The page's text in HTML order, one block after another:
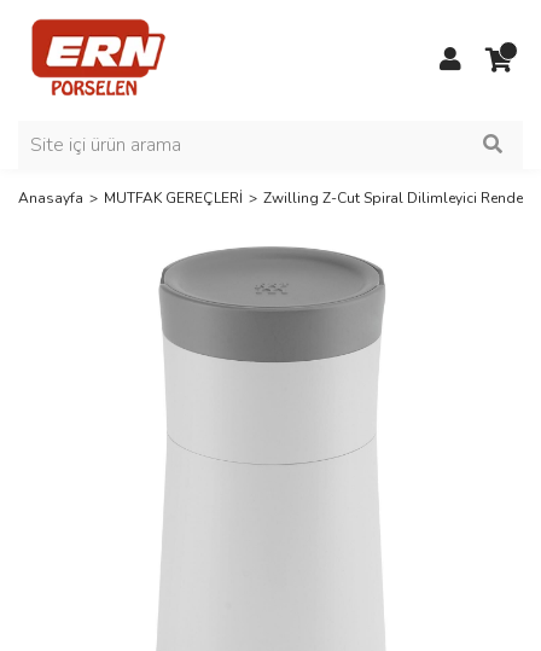
Anasayfa MUTFAK GEREÇLERİ Zwilling Z-Cut Spiral Dilimleyici Rende,